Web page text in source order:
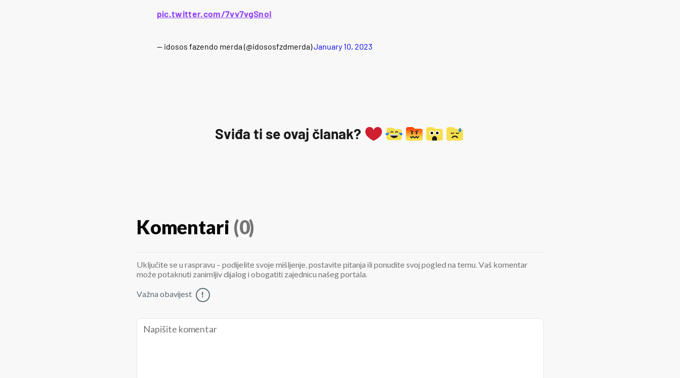
pic.twitter.com/7vv7vgSnoI
— idosos fazendo merda (@idososfzdmerda)January 10, 2023
Sviđa ti se ovaj članak?
Komentari (0)
Uključite se u raspravu – podijelite svoje mišljenje, postavite pitanja ili ponudite svoj pogled na temu. Vaš komentar
može potaknuti zanimljiv dijalog i obogatiti zajednicu našeg portala.
Važna obavijest !